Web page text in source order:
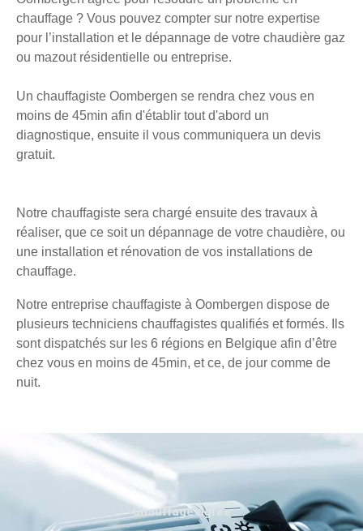
chauffage ? Vous pouvez compter sur notre expertise
pour l’installation et le dépannage de votre chaudière gaz
ou mazout résidentielle ou entreprise.
Un chauffagiste Oombergen se rendra chez vous en
moins de 45min afin d'établir tout d'abord un
diagnostique, ensuite il vous communiquera un devis
gratuit.
Notre chauffagiste sera chargé ensuite des travaux à
réaliser, que ce soit un dépannage de votre chaudière, ou
une installation et rénovation de vos installations de
chauffage.
Notre entreprise chauffagiste à Oombergen dispose de
plusieurs techniciens chauffagistes qualifiés et formés. Ils
sont dispatchés sur les 6 régions en Belgique afin d’être
chez vous en moins de 45min, et ce, de jour comme de
nuit.
Chauffage agréé